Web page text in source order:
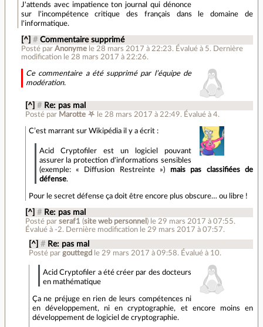
J'attends avec impatience ton journal qui dénonce
sur l'incompétence critique des français dans le domaine de
l'informatique.
[^] # Commentaire supprimé
Posté parAnonyme le 28 mars 2017 à 22:23. Évalué à 5. Dernière
modification le 28 mars 2017 à 22:26.
Ce commentaire a été supprimé par l’équipe de
modération.
[^] # Re: pas mal
Posté par Marotte ⛧ le 28 mars 2017 à 22:49. Évalué à 4.
C’est marrant sur Wikipédia il y a écrit :
Acid Cryptofiler est un logiciel pouvant
assurer la protection d'informations sensibles
(exemple: « Diffusion Restreinte »)
mais pas classifiées de
défense.
Pour le secret défense ça doit être encore plus obscure… ou libre !
[^] # Re: pas mal
Posté par seraf1 (site web personnel ) le 29 mars 2017 à 07:55.
Évalué à -2. Dernière modification le 29 mars 2017 à 07:57.
[^] # Re: pas mal
Posté par gouttegd le 29 mars 2017 à 09:58. Évalué à 10.
Acid Cryptofiler a été créer par des docteurs
en mathématique
Ça ne préjuge en rien de leurs compétences ni
en développement, ni en cryptographie, et encore moins en
développement de logiciel de cryptographie.